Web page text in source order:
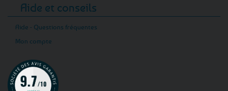
Aide et conseils
Aide - Questions fréquentes
Mon compte